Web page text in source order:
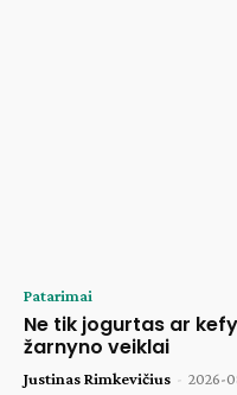
Patarimai
Ne tik jogurtas ar
žarnyno veiklai
Justinas Rimkevičius - 2026-